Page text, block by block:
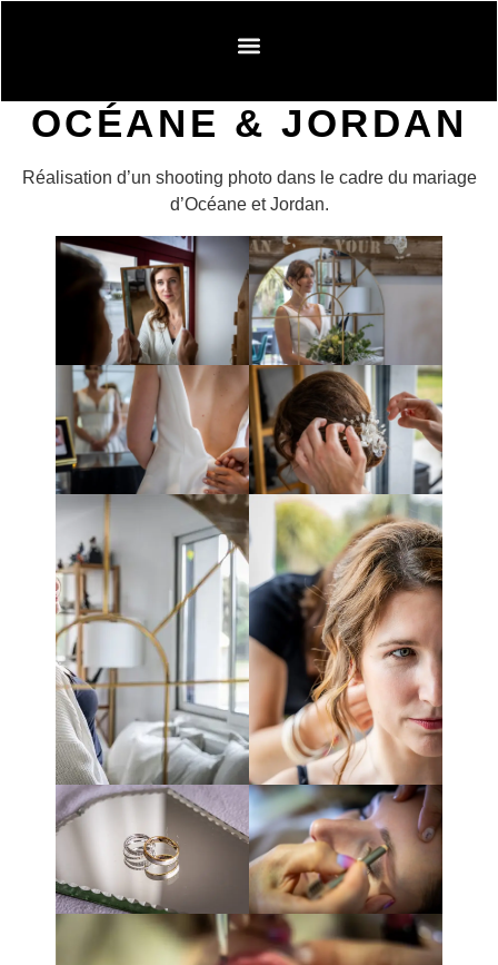
OCÉANE & JORDAN
Réalisation d’un shooting photo dans le cadre du mariage
d’Océane et Jordan.